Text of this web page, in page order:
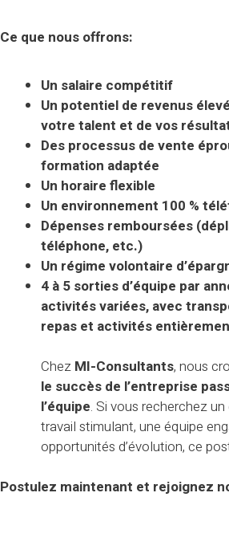
Ce que nous offrons:
Un salaire compétitif
Un potentiel de revenus
votre talent et de vos
Des processus de vente
formation adaptée
Un horaire flexible
Un environnement 100 %
Dépenses remboursées
téléphone, etc.)
Un régime volontaire
4 à 5 sorties d’équipe par
activités variées, avec
repas et activités
Chez MI-Consultants, nous
le succès de l’entreprise
l’équipe. Si vous recherchez
travail stimulant, une équipe
opportunités d’évolution, ce
Postulez maintenant et rejoignez